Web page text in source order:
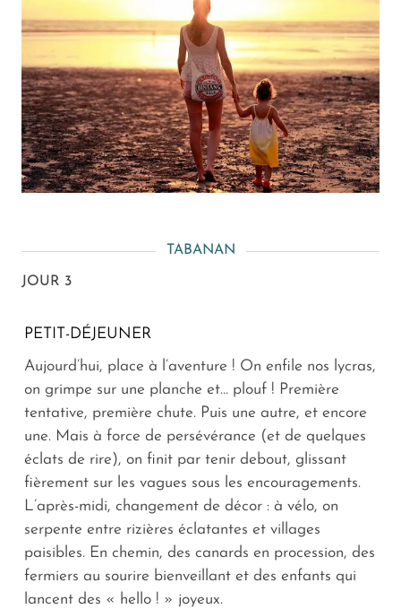
TABANAN
JOUR 3
PETIT-DÉJEUNER
Aujourd’hui, place à l’aventure ! On enfile nos lycras,
on grimpe sur une planche et… plouf ! Première
tentative, première chute. Puis une autre, et encore
une. Mais à force de persévérance (et de quelques
éclats de rire), on finit par tenir debout, glissant
fièrement sur les vagues sous les encouragements.
L’après-midi, changement de décor : à vélo, on
serpente entre rizières éclatantes et villages
paisibles. En chemin, des canards en procession, des
fermiers au sourire bienveillant et des enfants qui
lancent des « hello ! » joyeux.